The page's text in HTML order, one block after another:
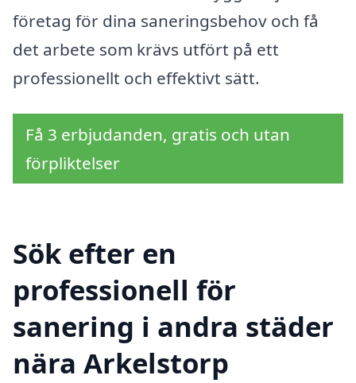
företag för dina saneringsbehov och få
det arbete som krävs utfört på ett
professionellt och effektivt sätt.
Få 3 erbjudanden, gratis och utan
förpliktelser
Sök efter en
professionell för
sanering i andra städer
nära Arkelstorp